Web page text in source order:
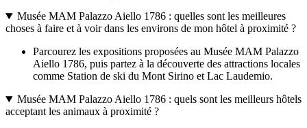
Musée MAM Palazzo Aiello 1786 : quelles sont les meilleures
choses à faire et à voir dans les environs de mon hôtel à proximité ?
Parcourez les expositions proposées au Musée MAM Palazzo
Aiello 1786, puis partez à la découverte des attractions locales
comme Station de ski du Mont Sirino et Lac Laudemio.
Musée MAM Palazzo Aiello 1786 : quels sont les meilleurs hôtels
acceptant les animaux à proximité ?